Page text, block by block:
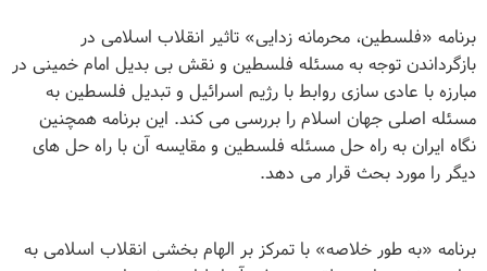
برنامه «فلسطین، محرمانه زدایی» تاثیر انقلاب اسلامی در
بازگرداندن توجه به مسئله فلسطین و نقش بی بدیل امام خمینی در
مبارزه با عادی سازی روابط با رژیم اسرائیل و تبدیل فلسطین به
مسئله اصلی جهان اسلام را بررسی می کند. این برنامه همچنین
نگاه ایران به راه حل مسئله فلسطین و مقایسه آن با راه حل های
دیگر را مورد بحث قرار می دهد.
برنامه «به طور خلاصه» با تمرکز بر الهام بخشی انقلاب اسلامی به